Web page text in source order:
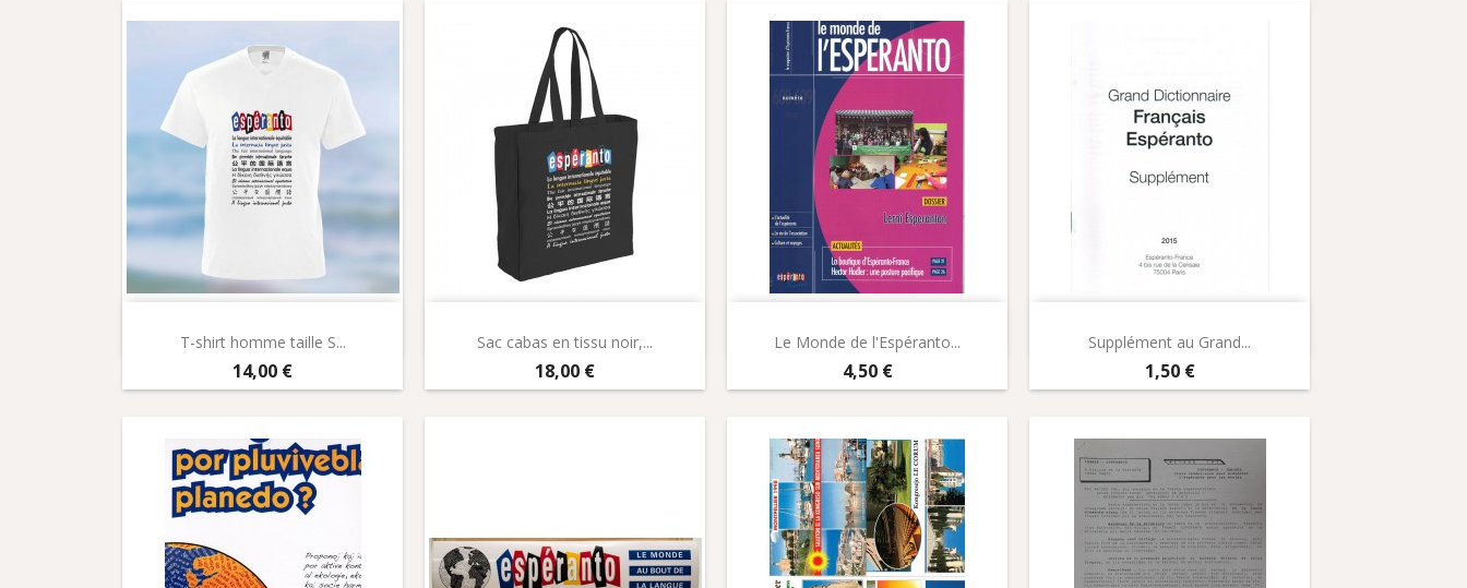
T-shirt homme taille S...
Prix
14,00 €
Sac cabas en tissu noir,...
Prix
18,00 €
Le Monde de l'Espéranto...
Prix
4,50 €
Supplément au Grand...
Prix
1,50 €